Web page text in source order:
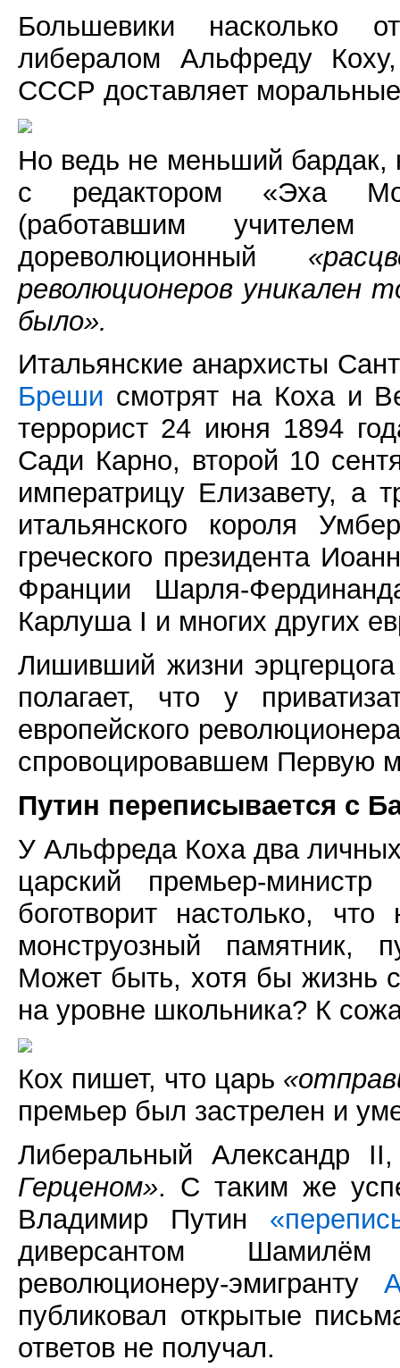
Большевики насколько
либералом Альфреду
СССР доставляет
Но ведь не меньший бардак,
с редактором «Эха
(работавшим
дореволюционный
революционеров уникален
было».
Итальянские анархисты
Бреши смотрят на Коха и
террорист 24 июня 1894
Сади Карно, второй 10
императрицу Елизавету, а
итальянского короля
греческого президента
Франции Шарля-
Карлуша I и многих других
Лишивший жизни
полагает, что у
европейского
спровоцировавшем Первую
Путин переписывается с
У Альфреда Коха два
царский премьер-
боготворит настолько,
монструозный памятник,
Может быть, хотя бы жизнь
на уровне школьника? К
Кох пишет, что царь
премьер был застрелен и
Либеральный Александр
Герценом». С таким же
Владимир Путин
диверсантом
революционеру-эмигранту
публиковал открытые
ответов не получал.